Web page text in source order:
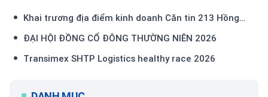
Khai trương địa điểm kinh doanh Căn tin 213 Hồng
ĐẠI HỘI ĐỒNG CỔ ĐÔNG THƯỜNG NIÊN 2026
Transimex SHTP Logistics healthy race 2026